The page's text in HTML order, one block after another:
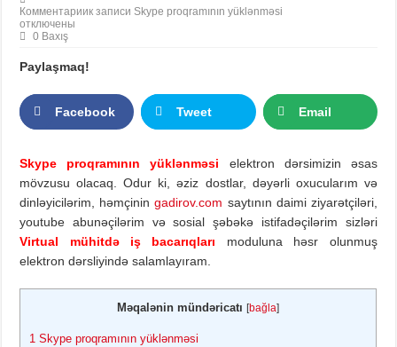
Комментариик записи Skype proqramının yüklənməsi
отключены
0 Baxış
Paylaşmaq!
Facebook Tweet Email
Skype proqramının yüklənməsi elektron dərsimizin əsas
mövzusu olacaq. Odur ki, əziz dostlar, dəyərli oxucularım və
dinləyicilərim, həmçiningadirov.com saytının daimi ziyarətçiləri,
youtube abunəçilərim və sosial şəbəkə istifadəçilərim sizləri
Virtual mühitdə iş bacarıqları moduluna həsr olunmuş
elektron dərsliyində salamlayıram.
Məqalənin mündəricatı [bağla]
1 Skype proqramının yüklənməsi